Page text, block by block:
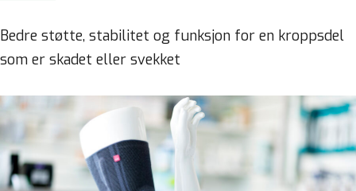
Bedre støtte, stabilitet og funksjon for en kroppsdel
som er skadet eller svekket